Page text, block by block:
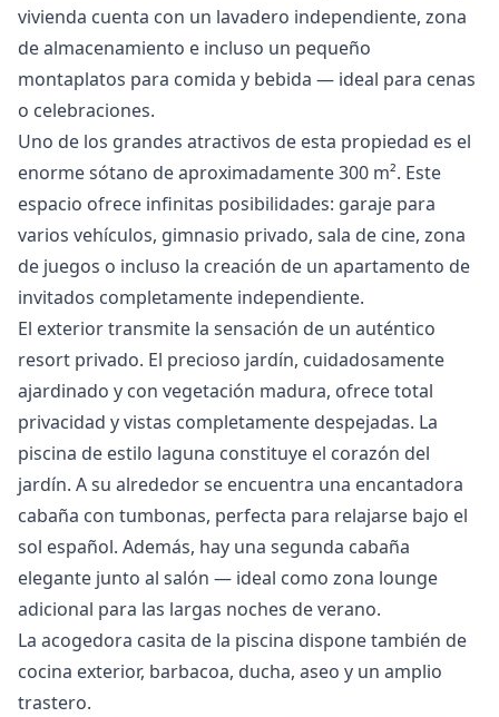
vivienda cuenta con un lavadero independiente, zona
de almacenamiento e incluso un pequeño
montaplatos para comida y bebida — ideal para cenas
o celebraciones.
Uno de los grandes atractivos de esta propiedad es el
enorme sótano de aproximadamente 300 m². Este
espacio ofrece infinitas posibilidades: garaje para
varios vehículos, gimnasio privado, sala de cine, zona
de juegos o incluso la creación de un apartamento de
invitados completamente independiente.
El exterior transmite la sensación de un auténtico
resort privado. El precioso jardín, cuidadosamente
ajardinado y con vegetación madura, ofrece total
privacidad y vistas completamente despejadas. La
piscina de estilo laguna constituye el corazón del
jardín. A su alrededor se encuentra una encantadora
cabaña con tumbonas, perfecta para relajarse bajo el
sol español. Además, hay una segunda cabaña
elegante junto al salón — ideal como zona lounge
adicional para las largas noches de verano.
La acogedora casita de la piscina dispone también de
cocina exterior, barbacoa, ducha, aseo y un amplio
trastero.